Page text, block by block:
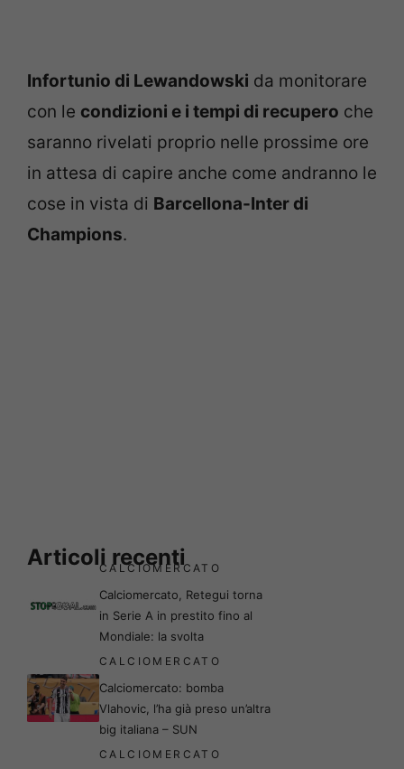
Infortunio di Lewandowski da monitorare
con le condizioni e i tempi di recupero che
saranno rivelati proprio nelle prossime ore
in attesa di capire anche come andranno le
cose in vista di Barcellona-Inter di
Champions.
Articoli recenti
CALCIOMERCATO
Calciomercato, Retegui torna
in Serie A in prestito fino al
Mondiale: la svolta
CALCIOMERCATO
Calciomercato: bomba
Vlahovic, l’ha già preso un’altra
big italiana – SUN
CALCIOMERCATO